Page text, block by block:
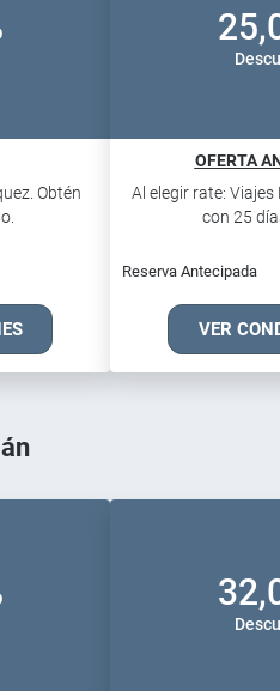
Obtén
OFERTA
Al elegir rate:
con 25
Reserva Antecipada
VER